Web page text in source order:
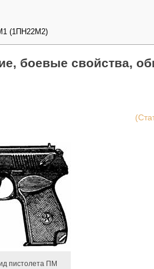
(1ПН22М2)
боевые свойства,
пистолета ПМ